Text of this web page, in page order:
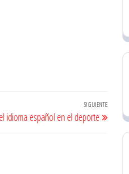
Entrada
SIGUIENTE
idioma español en el deporte